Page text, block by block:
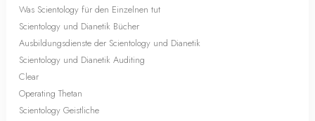
Was Scientology für den Einzelnen tut
Scientology und Dianetik Bücher
Ausbildungsdienste der Scientology und Dianetik
Scientology und Dianetik Auditing
Clear
Operating Thetan
Scientology Geistliche